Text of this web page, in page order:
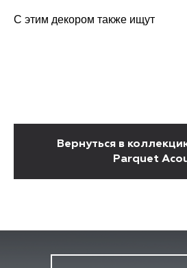
С этим декором также ищут
Вернуться в
Parquet